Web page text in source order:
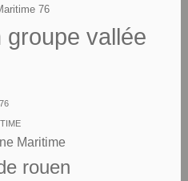
76
groupe vallée
Maritime
rouen